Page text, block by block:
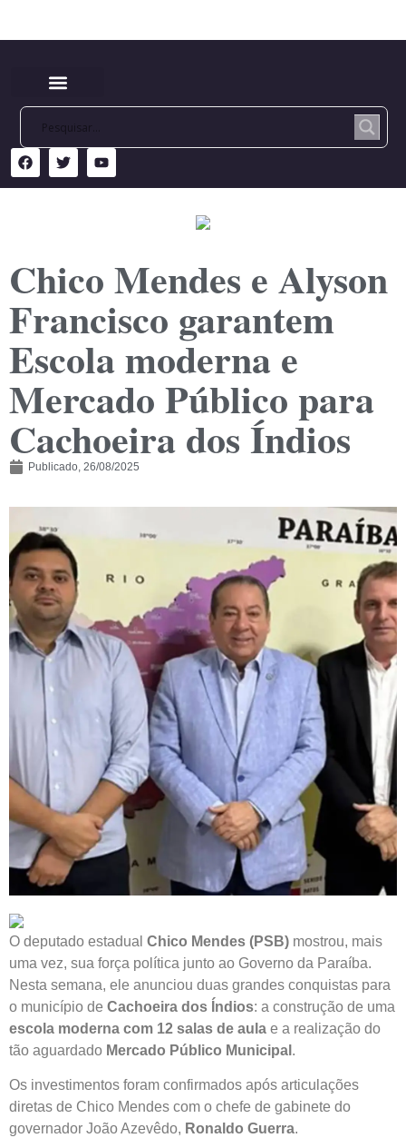
Chico Mendes e Alyson
Francisco garantem
Escola moderna e
Mercado Público para
Cachoeira dos Índios
Publicado, 26/08/2025
O deputado estadual Chico Mendes (PSB) mostrou, mais
uma vez, sua força política junto ao Governo da Paraíba.
Nesta semana, ele anunciou duas grandes conquistas para
o município de Cachoeira dos Índios: a construção de uma
escola moderna com 12 salas de aula e a realização do
tão aguardado Mercado Público Municipal .
Os investimentos foram confirmados após articulações
diretas de Chico Mendes com o chefe de gabinete do
governador João Azevêdo, Ronaldo Guerra.